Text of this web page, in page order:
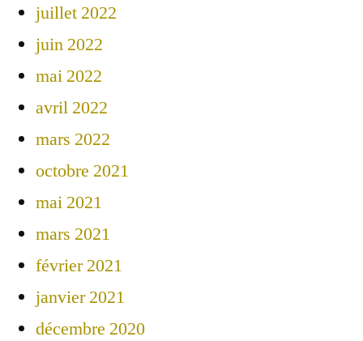
juillet 2022
juin 2022
mai 2022
avril 2022
mars 2022
octobre 2021
mai 2021
mars 2021
février 2021
janvier 2021
décembre 2020